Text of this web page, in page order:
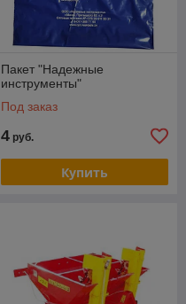
Пакет "Надежные
инструменты"
Под заказ
4 руб.
Купить